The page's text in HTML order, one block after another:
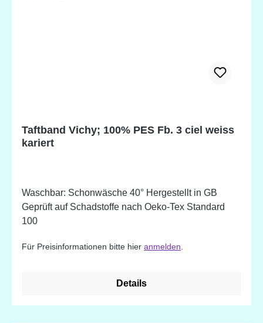
Taftband Vichy; 100% PES Fb. 3 ciel weiss
kariert
Waschbar: Schonwäsche 40° Hergestellt in GB
Geprüft auf Schadstoffe nach Oeko-Tex Standard
100
Für Preisinformationen bitte hier anmelden
Details